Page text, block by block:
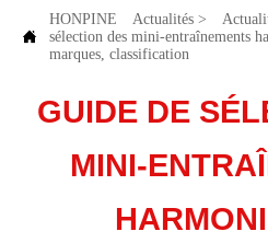

HONPINE Actualités>
sélection des mini-entraînements
marques, classification
GUIDE DE
MINI-